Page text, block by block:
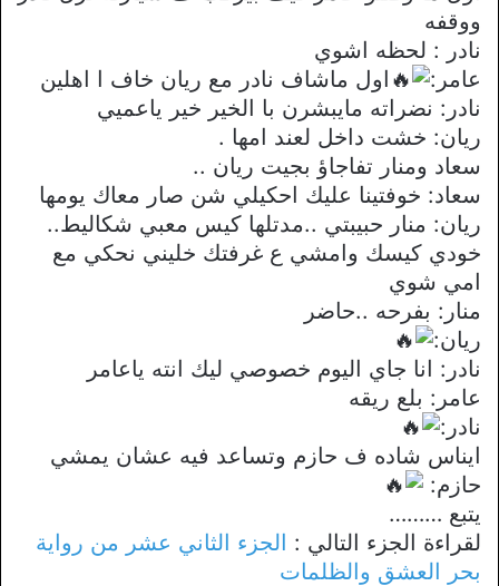
ووقفه
نادر : لحظه اشوي
عامر:
اول ماشاف نادر مع ريان خاف ا اهلين
نادر: نضراته مايبشرن با الخير خير ياعميي
ريان: خشت داخل لعند امها .
سعاد ومنار تفاجاؤ بجيت ريان ..
سعاد: خوفتينا عليك احكيلي شن صار معاك يومها
ريان: منار حبيبتي ..مدتلها كيس معبي شكاليط..
خودي كيسك وامشي ع غرفتك خليني نحكي مع
امي شوي
منار: بفرحه ..حاضر
ريان:
نادر: انا جاي اليوم خصوصي ليك انته ياعامر
عامر: بلع ريقه
نادر:
ايناس شاده ف حازم وتساعد فيه عشان يمشي
حازم:
يتبع ………
لقراءة الجزء التالي : الجزء الثاني عشر من رواية
بحر العشق والظلمات